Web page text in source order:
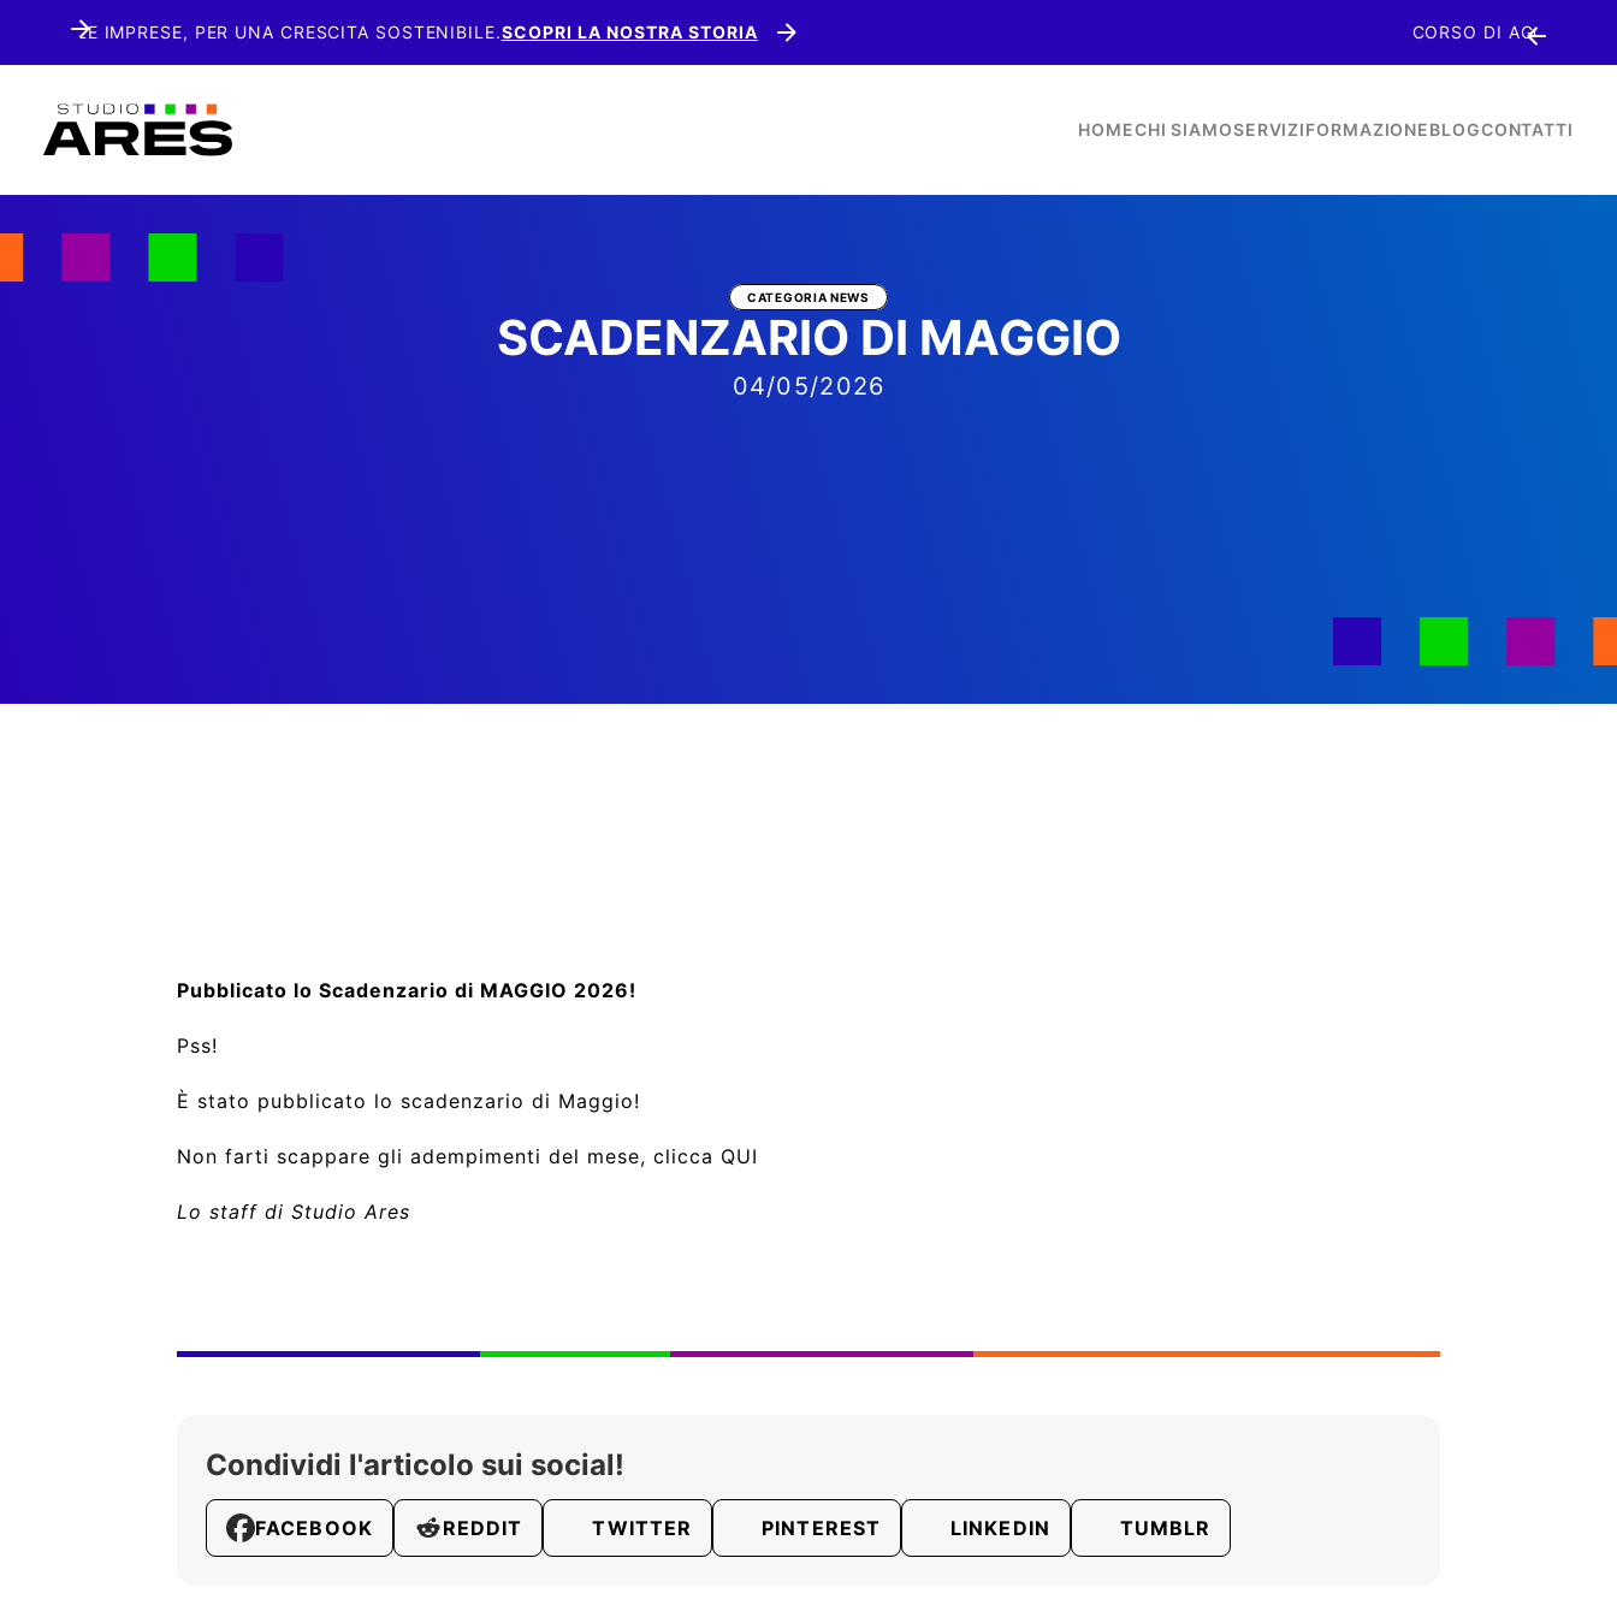
CORSO DI AGGIORNAMENTO RSPP ASPP E RLS, ISCRIVITI!
HOMECHI SIAMOSERVIZIFORMAZIONEBLOGCONTATTI
CATEGORIA NEWS
SCADENZARIO DI MAGGIO
04/05/2026
Pubblicato lo Scadenzario di MAGGIO 2026!
Pss!
È stato pubblicato lo scadenzario di Maggio!
Non farti scappare gli adempimenti del mese, clicca QUI
Lo staff di Studio Ares
Condividi l'articolo sui social!
FACEBOOK REDDIT TWITTER PINTEREST LINKEDIN TUMBLR